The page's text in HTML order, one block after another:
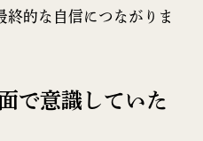
終的な自信につながりま
で意識していた